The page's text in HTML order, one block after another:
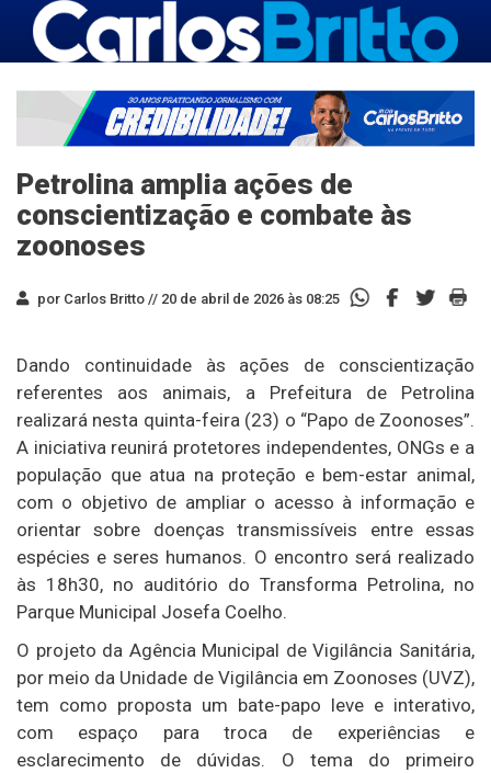
Petrolina amplia ações de
conscientização e combate às
zoonoses
por Carlos Britto // 20 de abril de 2026 às 08:25
Dando continuidade às ações de conscientização
referentes aos animais, a Prefeitura de Petrolina
realizará nesta quinta-feira (23) o “Papo de Zoonoses”.
A iniciativa reunirá protetores independentes, ONGs e a
população que atua na proteção e bem-estar animal,
com o objetivo de ampliar o acesso à informação e
orientar sobre doenças transmissíveis entre essas
espécies e seres humanos. O encontro será realizado
às 18h30, no auditório do Transforma Petrolina, no
Parque Municipal Josefa Coelho.
O projeto da Agência Municipal de Vigilância Sanitária,
por meio da Unidade de Vigilância em Zoonoses (UVZ),
tem como proposta um bate-papo leve e interativo,
com espaço para troca de experiências e
esclarecimento de dúvidas. O tema do primeiro